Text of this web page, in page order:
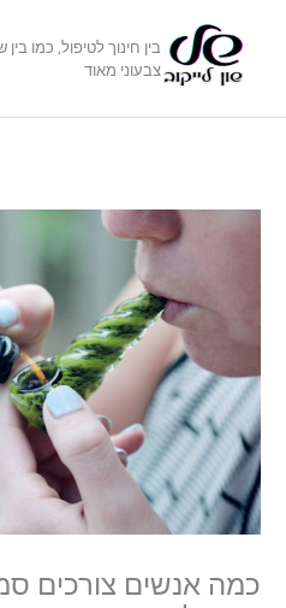
בין חינוך לטיפול, כמו
צבעוני מאוד
כמה אנשים צורכים